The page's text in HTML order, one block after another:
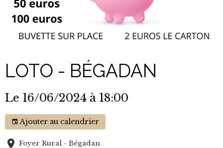
LOTO - BÉGADAN
Le 16/06/2024 à 18:00
Ajouter au calendrier
Foyer Rural - Bégadan